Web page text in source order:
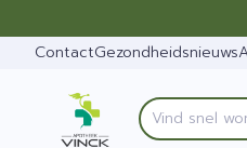
ContactGezondheidsnieuws
Product,
V